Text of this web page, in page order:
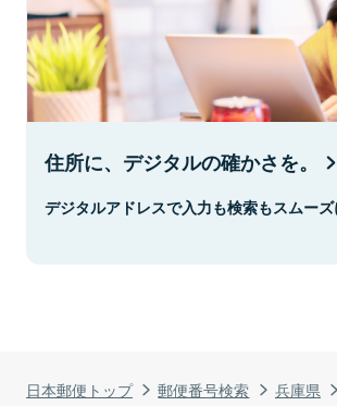
日本郵便トップ 郵便番号検索 兵庫県
住所に、デジタルの確かさを。
デジタルアドレスで入力も検索もスムーズ